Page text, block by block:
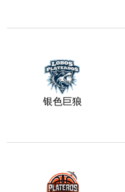
银色巨狼